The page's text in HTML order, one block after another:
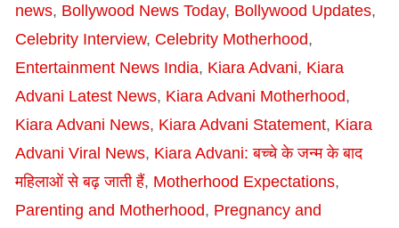
news, Bollywood News Today, Bollywood Updates,
Celebrity Interview, Celebrity Motherhood,
Entertainment News India, Kiara Advani, Kiara
Advani Latest News, Kiara Advani Motherhood,
Kiara Advani News, Kiara Advani Statement, Kiara
Advani Viral News, Kiara Advani: बच्चे के जन्म के बाद
महिलाओं से बढ़ जाती हैं, Motherhood Expectations,
Parenting and Motherhood, Pregnancy and